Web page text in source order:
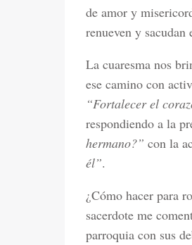
de amor y
renueven y
La cuaresma nos
ese camino con
“Fortalecer el
respondiendo a la
hermano?” con la
él”.
¿Cómo hacer para
sacerdote me
parroquia con sus